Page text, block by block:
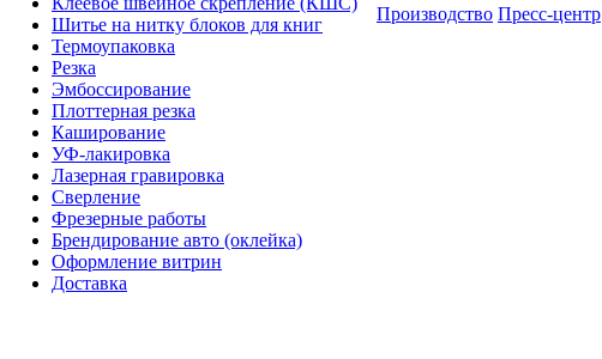
Шитье на нитку блоков для книг
Термоупаковка
Резка
Эмбоссирование
Плоттерная резка
Каширование
УФ-лакировка
Лазерная гравировка
Сверление
Фрезерные работы
Брендирование авто (оклейка)
Оформление витрин
Доставка
Производство Пресс-центр